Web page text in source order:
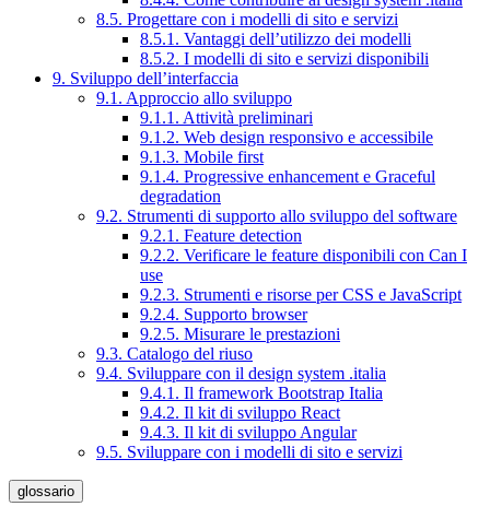
8.5. Progettare con i modelli di sito e servizi
8.5.1. Vantaggi dell’utilizzo dei modelli
8.5.2. I modelli di sito e servizi disponibili
9. Sviluppo dell’interfaccia
9.1. Approccio allo sviluppo
9.1.1. Attività preliminari
9.1.2. Web design responsivo e accessibile
9.1.3. Mobile first
9.1.4. Progressive enhancement e Graceful
degradation
9.2. Strumenti di supporto allo sviluppo del software
9.2.1. Feature detection
9.2.2. Verificare le feature disponibili con Can I
use
9.2.3. Strumenti e risorse per CSS e JavaScript
9.2.4. Supporto browser
9.2.5. Misurare le prestazioni
9.3. Catalogo del riuso
9.4. Sviluppare con il design system .italia
9.4.1. Il framework Bootstrap Italia
9.4.2. Il kit di sviluppo React
9.4.3. Il kit di sviluppo Angular
9.5. Sviluppare con i modelli di sito e servizi
glossario